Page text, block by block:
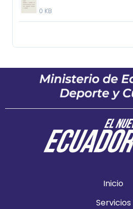
0 KB
Inicio
Servicios